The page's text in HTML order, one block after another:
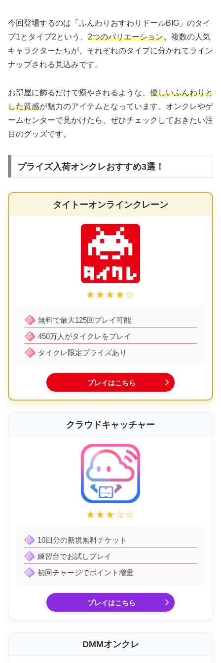
今回登場するのは「ふんわりおすわりドールBIG」のタイ
プ1とタイプ2という、 2つのバリエーション。複数の人気
キャラクターたちが、それぞれのタイプに分かれてライン
ナップされる見込みです。
お部屋に飾るだけで癒やされるような、 優しいふんわりと
した質感が魅力のアイテムとなっています。オンクレやゲ
ームセンターで見かけたら、ぜひチェックしておきたい注
目のグッズです。
プライズ入荷オンクレおすすめ3選！
タイトーオンラインクレーン
★★★★☆
無料で最大125回プレイ可能
450万人がタイクレをプレイ
タイクレ限定プライズあり
プレイはこちら
クラウドキャッチャー
★★★☆☆
10回分の新規無料チケット
練習台でお試しプレイ
初回チャージでポイント増量
プレイはこちら
DMMオンクレ